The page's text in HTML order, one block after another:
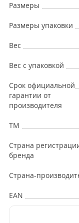
Размеры
Размеры упаковки
Вес
Вес с упаковкой
Срок официальной
гарантии от
производителя
ТМ
Страна
бренда
Страна-
EAN